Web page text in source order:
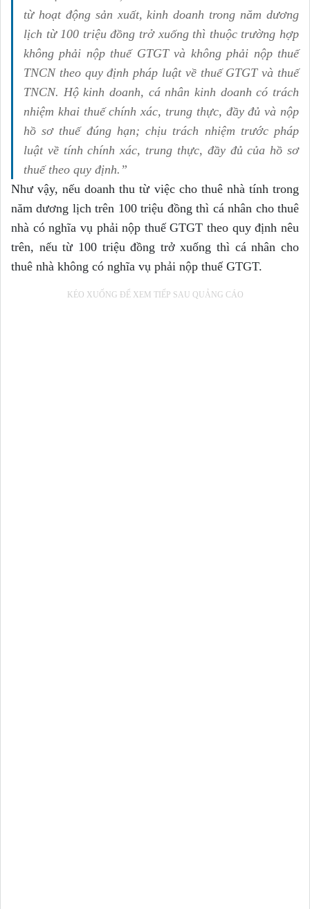
từ hoạt động sản xuất, kinh doanh trong năm dương
lịch từ 100 triệu đồng trở xuống thì thuộc trường hợp
không phải nộp thuế GTGT và không phải nộp thuế
TNCN theo quy định pháp luật về thuế GTGT và thuế
TNCN. Hộ kinh doanh, cá nhân kinh doanh có trách
nhiệm khai thuế chính xác, trung thực, đầy đủ và nộp
hồ sơ thuế đúng hạn; chịu trách nhiệm trước pháp
luật về tính chính xác, trung thực, đầy đủ của hồ sơ
thuế theo quy định.”
Như vậy, nếu doanh thu từ việc cho thuê nhà tính trong
năm dương lịch trên 100 triệu đồng thì cá nhân cho thuê
nhà có nghĩa vụ phải nộp thuế GTGT theo quy định nêu
trên, nếu từ 100 triệu đồng trở xuống thì cá nhân cho
thuê nhà không có nghĩa vụ phải nộp thuế GTGT.